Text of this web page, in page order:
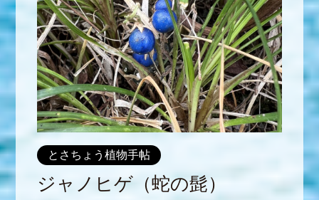
とさちょう植物手帖
ジャノヒゲ（蛇の髭）